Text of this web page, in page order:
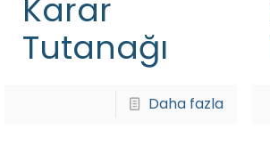
Karar
Tutanağı
Daha fazla